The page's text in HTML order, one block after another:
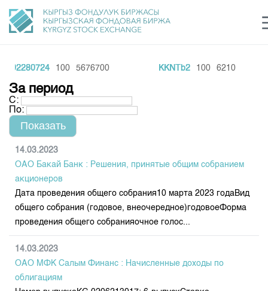
Финансовый рынок KG
О нас
Общая информация
Акционеры
Руководство
Внутренний аудитор
Участники торгов
Наши партнеры
Направления
Товарно-сырьевой сектор
Листинг
Центр раскрытия информации
Тарифы
Аналитика
Финансовый рынок KG
Нормативная база
Биржевая деятельность
Депозитарная деятельность
Центр раскрытия информации
Статистика торгов
Итоги последних торгов
Архив торгов
Индекс и Капитализация
Общая информация
План работы на год
100 5676700 KKNTb2 100 6210
За период
С:
По:
14.03.2023
ОАО Бакай Банк : Решения, принятые общим собранием
акционеров
Дата проведения общего собрания10 марта 2023 годаВид
общего собрания (годовое, внеочередное)годовоеФорма
проведения общего собранияочное голос...
14.03.2023
ОАО МФК Салым Финанс : Начисленные доходы по
облигациям